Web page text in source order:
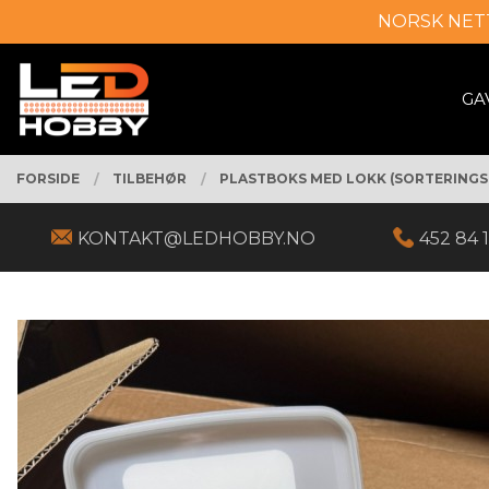
til
innholdet
NORSK
PRODUKTER
FORSIDE TILBEHØR PLASTBOKS MED LOKK
KONTAKT@LEDHOBBY.NO 452 84